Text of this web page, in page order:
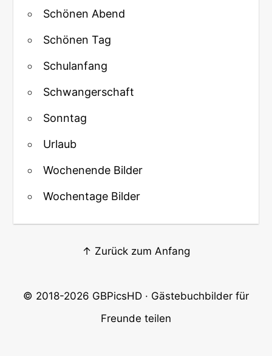
Schönen Abend
Schönen Tag
Schulanfang
Schwangerschaft
Sonntag
Urlaub
Wochenende Bilder
Wochentage Bilder
↑ Zurück zum Anfang
© 2018-2026 GBPicsHD · Gästebuchbilder für
Freunde teilen